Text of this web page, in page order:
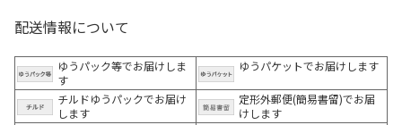
配送情報について
ゆうパック等でお届けしま
す
ゆうパケットでお届けします
チルドゆうパックでお届け
します
定形外郵便(簡易書留)でお届
けします